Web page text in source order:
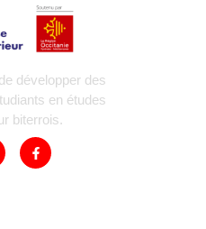
développer des
en études
biterrois.